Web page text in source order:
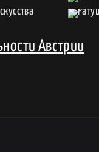
Австрии